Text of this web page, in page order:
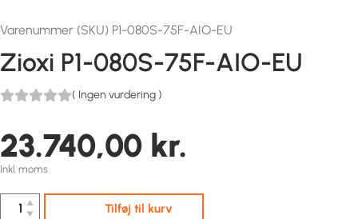
Varenummer (SKU) P1-080S-75F-AIO-EU
Zioxi P1-080S-75F-AIO-EU
( Ingen vurdering )
23.740,00 kr.
Inkl. moms
▲
▼
Tilføj til kurv